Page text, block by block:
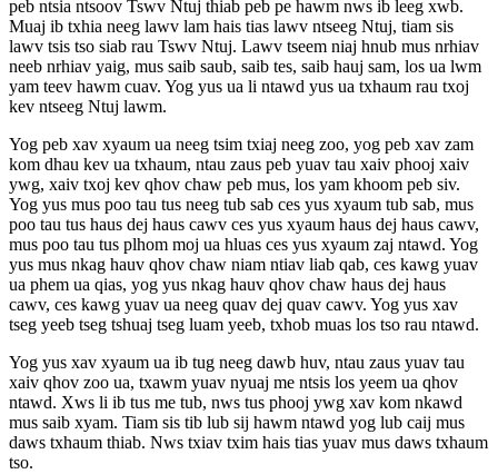
peb ntsia ntsoov Tswv Ntuj thiab peb pe hawm nws ib leeg xwb.
Muaj ib txhia neeg lawv lam hais tias lawv ntseeg Ntuj, tiam sis
lawv tsis tso siab rau Tswv Ntuj. Lawv tseem niaj hnub mus nrhiav
neeb nrhiav yaig, mus saib saub, saib tes, saib hauj sam, los ua lwm
yam teev hawm cuav. Yog yus ua li ntawd yus ua txhaum rau txoj
kev ntseeg Ntuj lawm.
Yog peb xav xyaum ua neeg tsim txiaj neeg zoo, yog peb xav zam
kom dhau kev ua txhaum, ntau zaus peb yuav tau xaiv phooj xaiv
ywg, xaiv txoj kev qhov chaw peb mus, los yam khoom peb siv.
Yog yus mus poo tau tus neeg tub sab ces yus xyaum tub sab, mus
poo tau tus haus dej haus cawv ces yus xyaum haus dej haus cawv,
mus poo tau tus plhom moj ua hluas ces yus xyaum zaj ntawd. Yog
yus mus nkag hauv qhov chaw niam ntiav liab qab, ces kawg yuav
ua phem ua qias, yog yus nkag hauv qhov chaw haus dej haus
cawv, ces kawg yuav ua neeg quav dej quav cawv. Yog yus xav
tseg yeeb tseg tshuaj tseg luam yeeb, txhob muas los tso rau ntawd.
Yog yus xav xyaum ua ib tug neeg dawb huv, ntau zaus yuav tau
xaiv qhov zoo ua, txawm yuav nyuaj me ntsis los yeem ua qhov
ntawd. Xws li ib tus me tub, nws tus phooj ywg xav kom nkawd
mus saib xyam. Tiam sis tib lub sij hawm ntawd yog lub caij mus
daws txhaum thiab. Nws txiav txim hais tias yuav mus daws txhaum
tso.